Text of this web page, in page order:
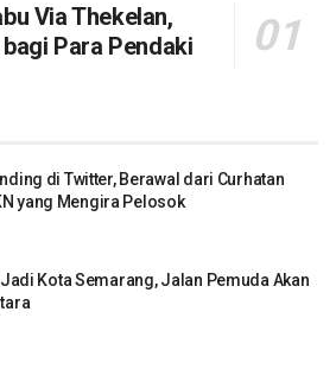
Via Thekelan,
Para Pendaki
di Twitter, Berawal dari Curhatan
yang Mengira Pelosok
Kota Semarang, Jalan Pemuda Akan